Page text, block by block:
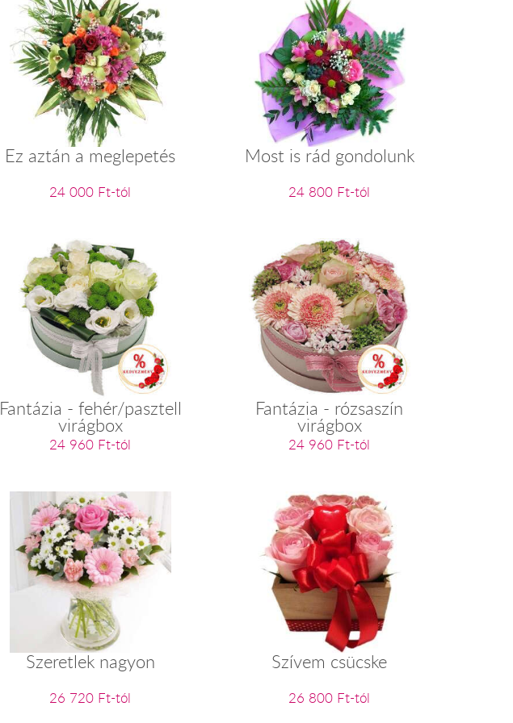
Ez aztán a meglepetés
24 000 Ft-tól
Most is rád gondolunk
24 800 Ft-tól
Fantázia - fehér/pasztell
virágbox
24 960 Ft-tól
Fantázia - rózsaszín
virágbox
24 960 Ft-tól
Szeretlek nagyon
26 720 Ft-tól
Szívem csücske
26 800 Ft-tól